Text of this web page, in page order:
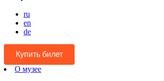
ru
en
de
Купить билет
О музее